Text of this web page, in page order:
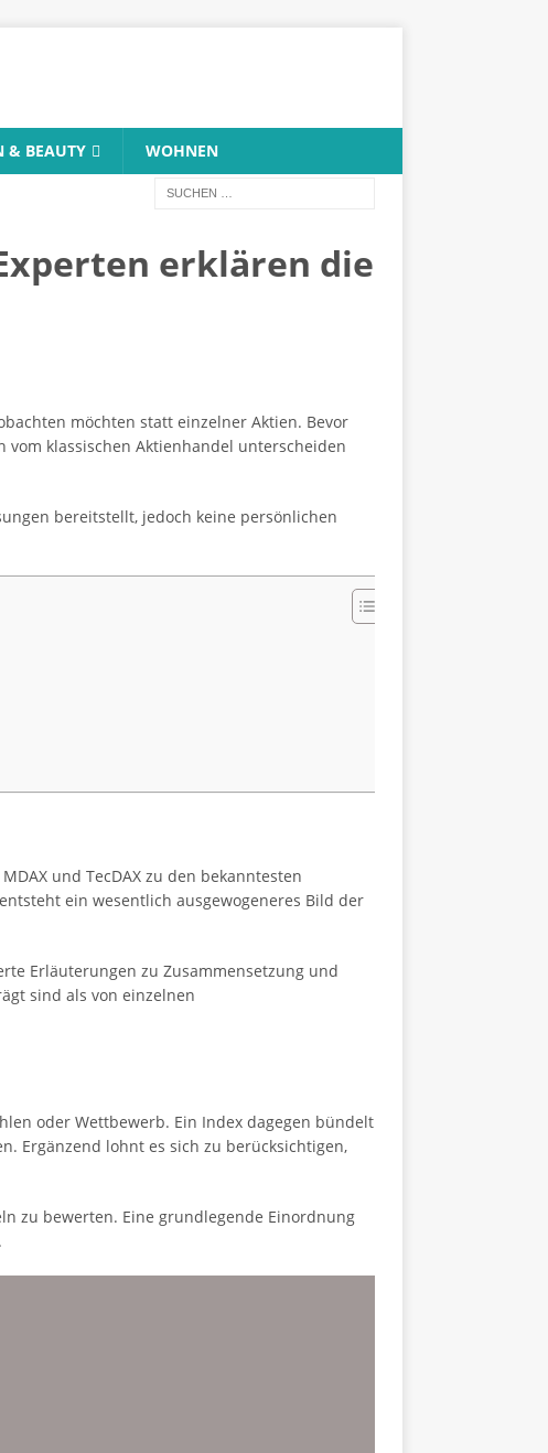
& BEAUTY WOHNEN
erklären die
möchten statt einzelner Aktien. Bevor
klassischen Aktienhandel unterscheiden
bereitstellt, jedoch keine persönlichen
und TecDAX zu den bekanntesten
ein wesentlich ausgewogeneres Bild der
Erläuterungen zu Zusammensetzung und
sind als von einzelnen
oder Wettbewerb. Ein Index dagegen bündelt
Ergänzend lohnt es sich zu berücksichtigen,
zu bewerten. Eine grundlegende Einordnung